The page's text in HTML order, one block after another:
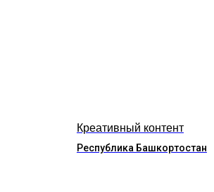
Креативный контент
Республика Башкортостан